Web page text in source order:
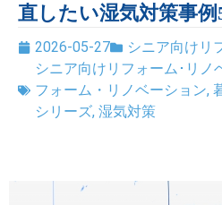
直したい湿気対策事例
2026-05-27
シニア向けリ
シニア向けリフォーム･リノ
フォーム・リノベーション,
シリーズ, 湿気対策